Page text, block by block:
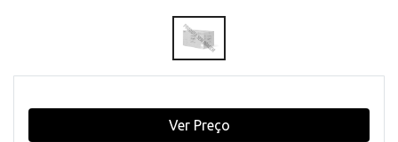
Ver Preço